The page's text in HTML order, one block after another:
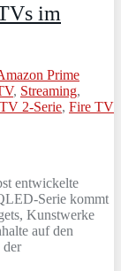
im
Prime
, Streaming,
2-Serie, Fire TV
entwickelte
Serie kommt
Kunstwerke
auf den
der